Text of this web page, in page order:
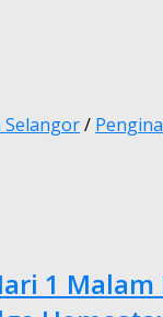
Selangor/
1 Malam